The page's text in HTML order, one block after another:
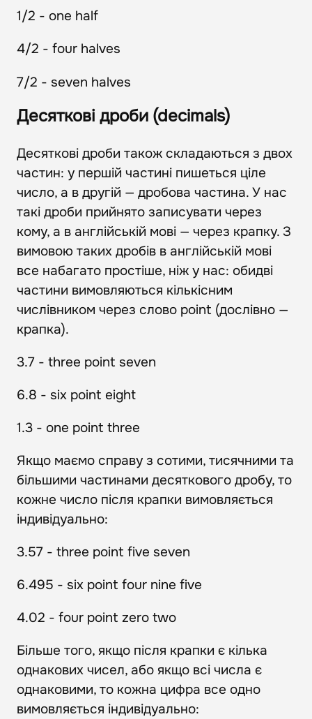
1/2 - one half
4/2 - four halves
7/2 - seven halves
Десяткові дроби (decimals)
Десяткові дроби також складаються з двох
частин: у першій частині пишеться ціле
число, а в другій — дробова частина. У нас
такі дроби прийнято записувати через
кому, а в англійській мові — через крапку. З
вимовою таких дробів в англійській мові
все набагато простіше, ніж у нас: обидві
частини вимовляються кількісним
числівником через слово point (дослівно —
крапка).
3.7 - three point seven
6.8 - six point eight
1.3 - one point three
Якщо маємо справу з сотими, тисячними та
більшими частинами десяткового дробу, то
кожне число після крапки вимовляється
індивідуально:
3.57 - three point five seven
6.495 - six point four nine five
4.02 - four point zero two
Більше того, якщо після крапки є кілька
однакових чисел, або якщо всі числа є
однаковими, то кожна цифра все одно
вимовляється індивідуально: